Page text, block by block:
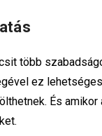
több
ez
És amikor